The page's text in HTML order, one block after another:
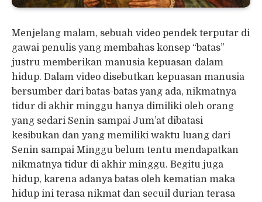
Menjelang malam, sebuah video pendek terputar di
gawai penulis yang membahas konsep “batas”
justru memberikan manusia kepuasan dalam
hidup. Dalam video disebutkan kepuasan manusia
bersumber dari batas-batas yang ada, nikmatnya
tidur di akhir minggu hanya dimiliki oleh orang
yang sedari Senin sampai Jum’at dibatasi
kesibukan dan yang memiliki waktu luang dari
Senin sampai Minggu belum tentu mendapatkan
nikmatnya tidur di akhir minggu. Begitu juga
hidup, karena adanya batas oleh kematian maka
hidup ini terasa nikmat dan secuil durian terasa